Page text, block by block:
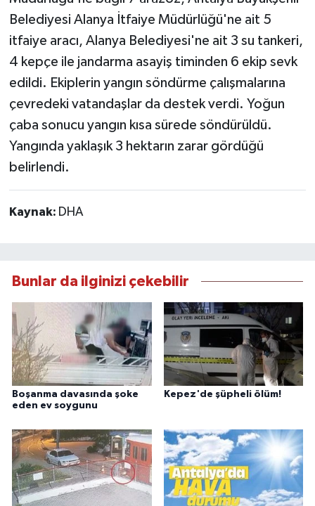
Belediyesi Alanya İtfaiye Müdürlüğü'ne ait 5
itfaiye aracı, Alanya Belediyesi'ne ait 3 su tankeri,
4 kepçe ile jandarma asayiş timinden 6 ekip sevk
edildi. Ekiplerin yangın söndürme çalışmalarına
çevredeki vatandaşlar da destek verdi. Yoğun
çaba sonucu yangın kısa sürede söndürüldü.
Yangında yaklaşık 3 hektarın zarar gördüğü
belirlendi.
Kaynak: DHA
Bunlar da ilginizi çekebilir
Boşanma davasında şoke
eden ev soygunu
Kepez'de şüpheli ölüm!